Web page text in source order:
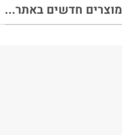
מוצרים חדשים באתר...